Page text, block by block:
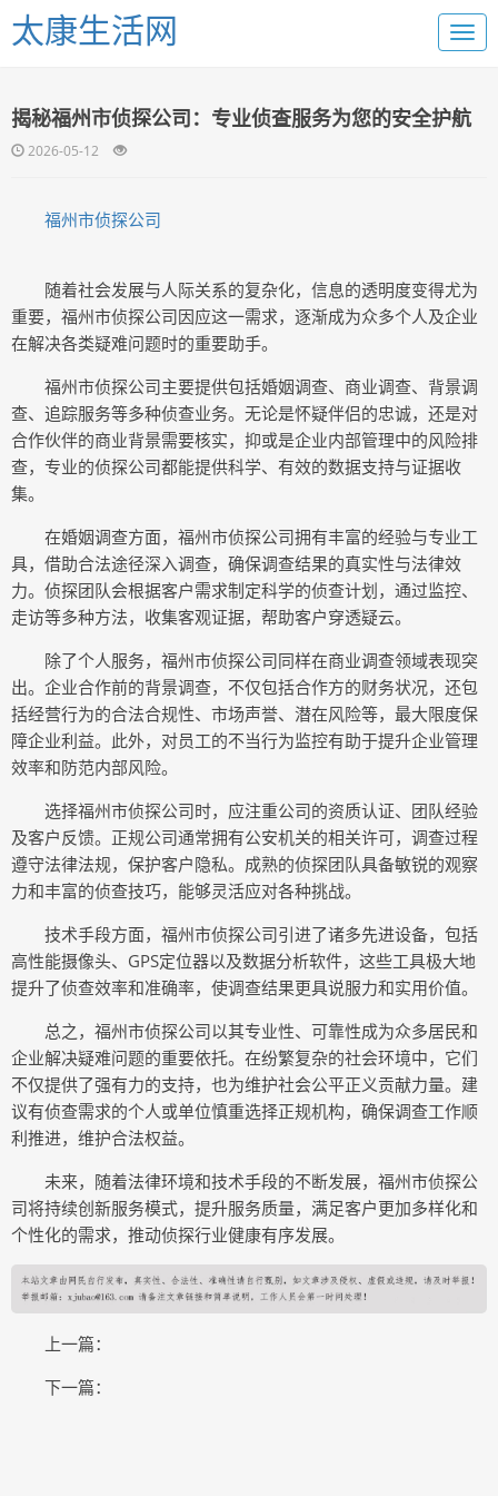
太康生活网
揭秘福州市侦探公司：专业侦查服务为您的安全护航
2026-05-12
福州市侦探公司
随着社会发展与人际关系的复杂化，信息的透明度变得尤为
重要，福州市侦探公司因应这一需求，逐渐成为众多个人及企业
在解决各类疑难问题时的重要助手。
福州市侦探公司主要提供包括婚姻调查、商业调查、背景调
查、追踪服务等多种侦查业务。无论是怀疑伴侣的忠诚，还是对
合作伙伴的商业背景需要核实，抑或是企业内部管理中的风险排
查，专业的侦探公司都能提供科学、有效的数据支持与证据收
集。
在婚姻调查方面，福州市侦探公司拥有丰富的经验与专业工
具，借助合法途径深入调查，确保调查结果的真实性与法律效
力。侦探团队会根据客户需求制定科学的侦查计划，通过监控、
走访等多种方法，收集客观证据，帮助客户穿透疑云。
除了个人服务，福州市侦探公司同样在商业调查领域表现突
出。企业合作前的背景调查，不仅包括合作方的财务状况，还包
括经营行为的合法合规性、市场声誉、潜在风险等，最大限度保
障企业利益。此外，对员工的不当行为监控有助于提升企业管理
效率和防范内部风险。
选择福州市侦探公司时，应注重公司的资质认证、团队经验
及客户反馈。正规公司通常拥有公安机关的相关许可，调查过程
遵守法律法规，保护客户隐私。成熟的侦探团队具备敏锐的观察
力和丰富的侦查技巧，能够灵活应对各种挑战。
技术手段方面，福州市侦探公司引进了诸多先进设备，包括
高性能摄像头、GPS定位器以及数据分析软件，这些工具极大地
提升了侦查效率和准确率，使调查结果更具说服力和实用价值。
总之，福州市侦探公司以其专业性、可靠性成为众多居民和
企业解决疑难问题的重要依托。在纷繁复杂的社会环境中，它们
不仅提供了强有力的支持，也为维护社会公平正义贡献力量。建
议有侦查需求的个人或单位慎重选择正规机构，确保调查工作顺
利推进，维护合法权益。
未来，随着法律环境和技术手段的不断发展，福州市侦探公
司将持续创新服务模式，提升服务质量，满足客户更加多样化和
个性化的需求，推动侦探行业健康有序发展。
上一篇：
下一篇：